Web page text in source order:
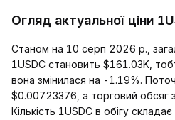
Огляд актуальної ціни
Станом на 10 серп 2026 р.,
1USDC становить $161.03K,
вона змінилася на -1.19%.
$0.00723376, а торговий
Кількість 1USDC в обігу